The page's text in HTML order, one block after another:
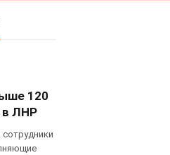
120
в ЛНР